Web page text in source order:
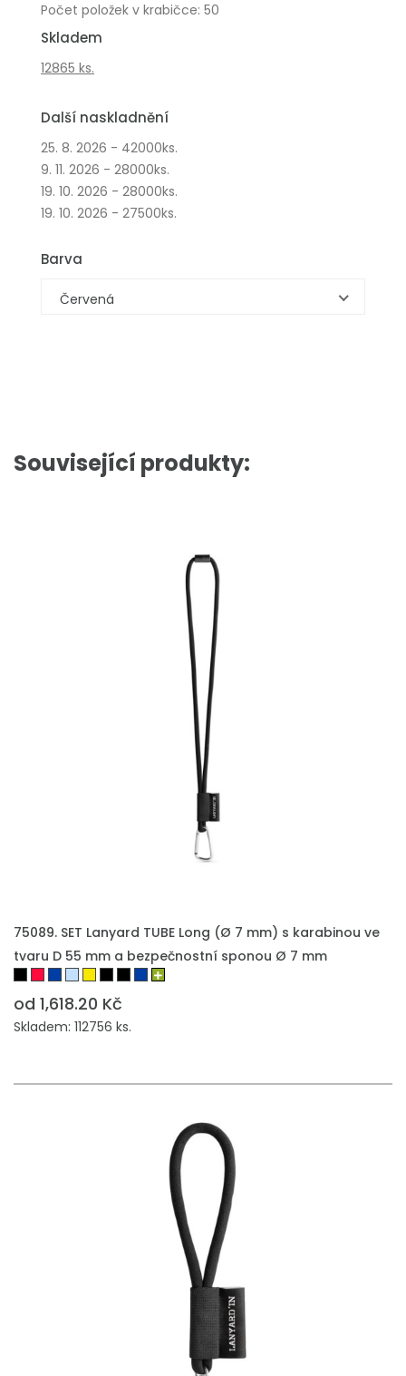
Počet položek v krabičce: 50
Skladem
12865 ks.
Další naskladnění
25. 8. 2026 - 42000ks.
9. 11. 2026 - 28000ks.
19. 10. 2026 - 28000ks.
19. 10. 2026 - 27500ks.
Barva
Červená
Související produkty:
75089. SET Lanyard TUBE Long (Ø 7 mm) s karabinou ve
tvaru D 55 mm a bezpečnostní sponou Ø 7 mm
od 1,618.20 Kč
Skladem: 112756 ks.